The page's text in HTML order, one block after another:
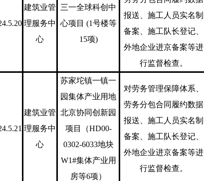
建筑业管
理服务中
心
三一全球科创中
心项目 (1号楼等
15项)
报送、施工人员实名制
备案、施工队长登记、
外地企业进京备案等进
行监督检查。
建筑业管
理服务中
心
苏家坨镇一镇一
园集体产业用地
北京协同创新园
项目（HD00-
0302-6033地块
W1#集体产业用
房等6项）
对劳务管理保障体系、
劳务分包合同履约数据
报送、施工人员实名制
备案、施工队长登记、
外地企业进京备案等进
行监督检查。